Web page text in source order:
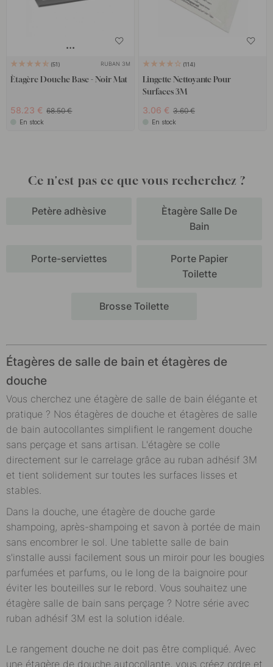
51 RUBAN 3M
Ètagère Douche Base - Noir Mat
58.23 € 68.50 €
En stock
114
Lingette Nettoyante Pour
Surfaces 3M
3.06 € 3.60 €
En stock
Ce n'est pas ce que vous recherchez ?
Petère adhèsive
Ètagère Salle De
Bain
Porte-serviettes
Porte Papier
Toilette
Brosse Toilette
Étagères de salle de bain et étagères de
douche
Vous cherchez une étagère de salle de bain élégante et
pratique ? Nos étagères de douche et étagères de salle
de bain autocollantes simplifient le rangement douche
sans perçage et sans artisan. L'étagère se colle
directement sur le carrelage grâce au ruban adhésif 3M
et tient solidement sur toutes les surfaces lisses et
stables.
Dans la douche, une étagère de douche garde
shampoing, après-shampoing et savon à portée de main
sans encombrer le sol. Une tablette salle de bain
s'installe aussi facilement sous un miroir pour les bougies
parfumées et parfums, ou le long de la baignoire pour
éviter les bouteilles sur le rebord. Vous souhaitez une
étagère salle de bain sans perçage ? Notre série avec
ruban adhésif 3M est la solution idéale.
Le rangement douche ne doit pas être compliqué. Avec
une étagère de douche autocollante, vous créez ordre et